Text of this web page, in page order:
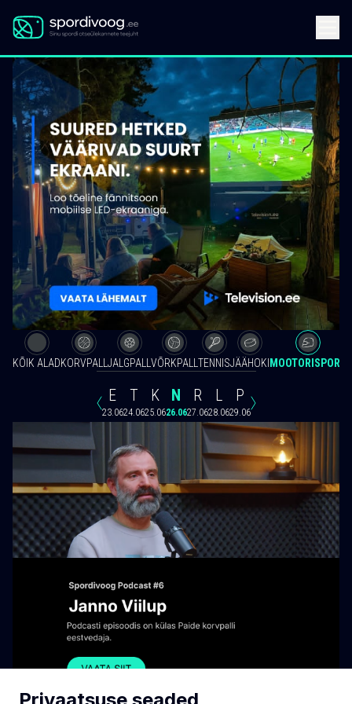
KÕIK ALADKORVPALL JALGPALL VÕRKPALL TENNISJÄÄHOKI MOOTORISPORT
E
23.06
T
24.06
K
25.06
N
26.06
R
27.06
L
28.06
P
29.06